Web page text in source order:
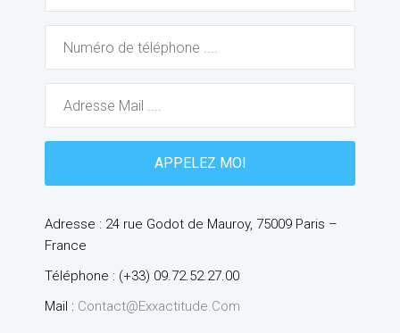
Adresse : 24 rue Godot de Mauroy, 75009 Paris –
France
Téléphone : (+33) 09.72.52.27.00
Mail : Contact@exxactitude.com